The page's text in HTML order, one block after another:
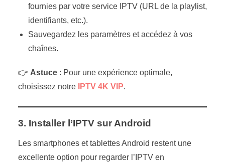
fournies par votre service IPTV (URL de la playlist,
identifiants, etc.).
Sauvegardez les paramètres et accédez à vos
chaînes.
👉 Astuce: Pour une expérience optimale,
choisissez notre
IPTV 4K VIP.
3. Installer l’IPTV sur Android
Les smartphones et tablettes Android restent une
excellente option pour regarder l’IPTV en